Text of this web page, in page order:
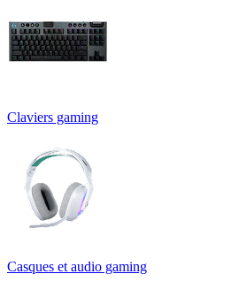
Claviers gaming
Casques et audio gaming